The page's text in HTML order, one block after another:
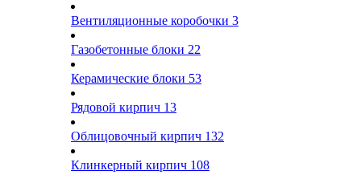
Вентиляционные коробочки 3
Газобетонные блоки 22
Керамические блоки 53
Рядовой кирпич 13
Облицовочный кирпич 132
Клинкерный кирпич 108